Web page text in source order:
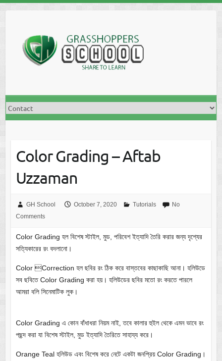
Color Grading – Aftab
Uzzaman
GH School October 7, 2020 Tutorials
No
Comments
Color Grading হল বিশেষ স্টাইল, মুড, পরিবেশ ইত্যাদি তৈরি করার জন্য দৃশ্যের
সত্যিকারের রং বদলানো।
Color Correction হল ছবির রং ঠিক করে বাস্তবের কাছাকাছি আনা। হলিউডে
সব ছবিতে Color Grading করা হয়। হলিউডের ছবির মতো রং করতে পারলে
আমরা বলি সিনেমাটিক লুক।
Color Grading এ কোন বাঁধাধরা নিয়ম নাই, তবে কালার হুইল থেকে এমন ভাবে রং
পছন্দ করা যা বিশেষ স্টাইল, মুড ইত্যাদি তৈরিতে সাহায্য করে।
Orange Teal হলিউড এবং বিশেষ করে নেটে একটা জনপ্রিয় Color Grading।